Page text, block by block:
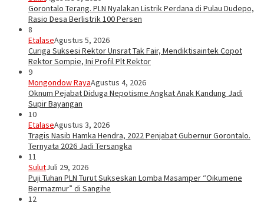
Gorontalo Terang. PLN Nyalakan Listrik Perdana di Pulau Dudepo,
Rasio Desa Berlistrik 100 Persen
8
EtalaseAgustus 5, 2026
Curiga Suksesi Rektor Unsrat Tak Fair, Mendiktisaintek Copot
Rektor Sompie, Ini Profil Plt Rektor
9
Mongondow RayaAgustus 4, 2026
Oknum Pejabat Diduga Nepotisme Angkat Anak Kandung Jadi
Supir Bayangan
10
EtalaseAgustus 3, 2026
Tragis Nasib Hamka Hendra, 2022 Penjabat Gubernur Gorontalo.
Ternyata 2026 Jadi Tersangka
11
SulutJuli 29, 2026
Puji Tuhan PLN Turut Sukseskan Lomba Masamper “Oikumene
Bermazmur” di Sangihe
12